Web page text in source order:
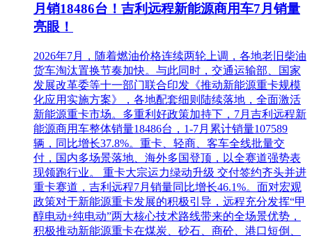
月销18486台！吉利远程新能源商用车7月销量
亮眼！
2026年7月，随着燃油价格连续两轮上调，各地老旧柴油
货车淘汰置换节奏加快。与此同时，交通运输部、国家
发展改革委等十一部门联合印发《推动新能源重卡规模
化应用实施方案》，各地配套细则陆续落地，全面激活
新能源重卡市场。多重利好政策加持下，7月吉利远程新
能源商用车整体销量18486台，1-7月累计销量107589
辆，同比增长37.8%。重卡、轻商、客车全线批量交
付，国内多场景落地、海外多国登顶，以全赛道强势表
现领跑行业。 重卡大宗运力绿动升级 交付签约齐头并进
重卡赛道，吉利远程7月销量同比增长46.1%。面对宏观
政策对于新能源重卡发展的积极引导，远程充分发挥“甲
醇电动+纯电动”两大核心技术路线带来的全场景优势，
积极推动新能源重卡在煤炭、砂石、商砼、港口短倒、